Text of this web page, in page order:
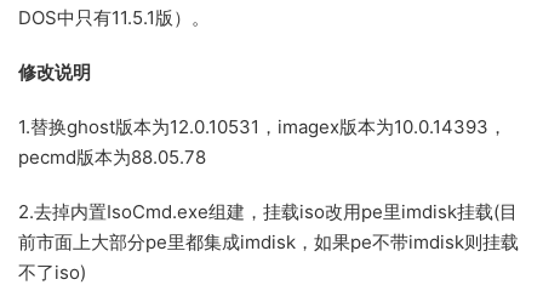
DOS中只有11.5.1版）。
修改说明
1.替换ghost版本为12.0.10531，imagex版本为10.0.14393，
pecmd版本为88.05.78
2.去掉内置IsoCmd.exe组建，挂载iso改用pe里imdisk挂载(目
前市面上大部分pe里都集成imdisk，如果pe不带imdisk则挂载
不了iso)